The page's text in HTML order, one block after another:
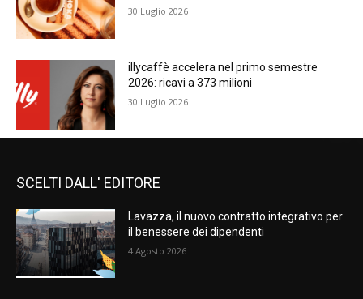
30 Luglio 2026
illycaffè accelera nel primo semestre
2026: ricavi a 373 milioni
30 Luglio 2026
SCELTI DALL' EDITORE
Lavazza, il nuovo contratto integrativo per
il benessere dei dipendenti
4 Agosto 2026